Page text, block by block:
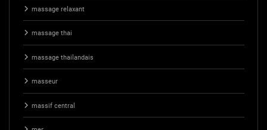
massage relaxant
massage thai
massage thailandais
masseur
massif central